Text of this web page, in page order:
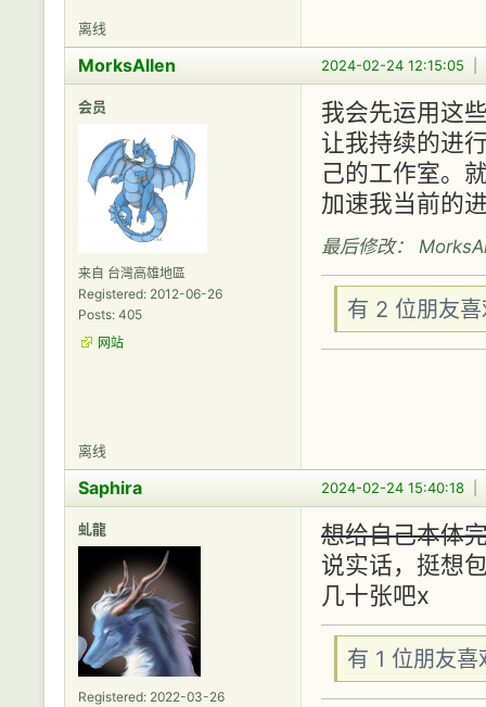
离线
2024-02-24 12:15:05
MorksAllen
会员
来自 台灣高雄地區
Registered: 2012-06-26
Posts: 405
网站
我会先运用这
让我持续的进
己的工作室。
加速我当前的
最后修改：
有 2 位朋友
离线
2024-02-24 15:40:18
Saphira
虬龍
Registered: 2022-03-26
想给自己本体
说实话，挺想
几十张吧x
有 1 位朋友